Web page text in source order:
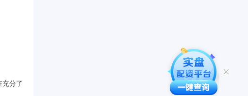
分了